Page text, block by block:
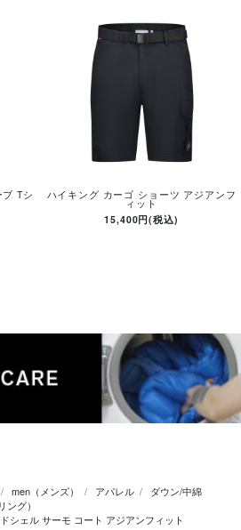
Tシ ハイキング カーゴ ショーツ アジアンフ
ィット
15,400円(税込)
men（メンズ） アパレル
ダウン/中綿
グ）
シェル サーモ コート アジアンフィット